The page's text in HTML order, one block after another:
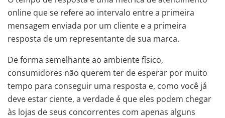
online que se refere ao intervalo entre a primeira
mensagem enviada por um cliente e a primeira
resposta de um representante de sua marca.
De forma semelhante ao ambiente físico,
consumidores não querem ter de esperar por muito
tempo para conseguir uma resposta e, como você já
deve estar ciente, a verdade é que eles podem chegar
às lojas de seus concorrentes com apenas alguns